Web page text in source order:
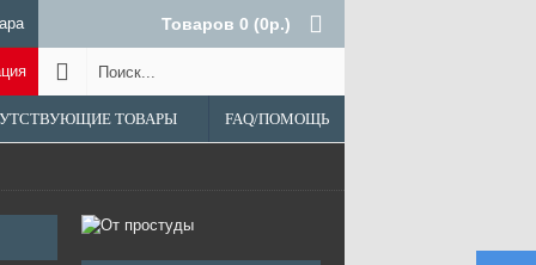
Товаров 0 (0р.)
ТОВАРЫ FAQ/ПОМОЩЬ